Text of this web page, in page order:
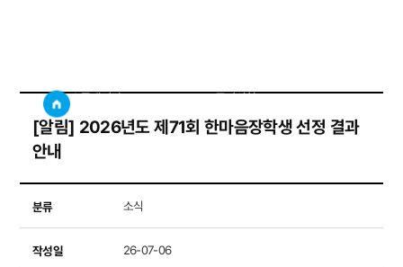
소통게시판 공지사항
[알림] 2026년도 제71회 한마음장학생 선정 결과
안내
분류 소식
작성일 26-07-06